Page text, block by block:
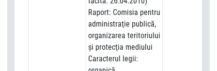
Raport: Comisia pentru
administraţie publică,
organizarea teritoriului
şi protecţia mediului
Caracterul legii: